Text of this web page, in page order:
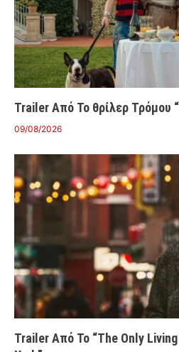
Trailer Από Το θρίλερ Τρόμου
09/08/2026
Trailer Από Το “The Only